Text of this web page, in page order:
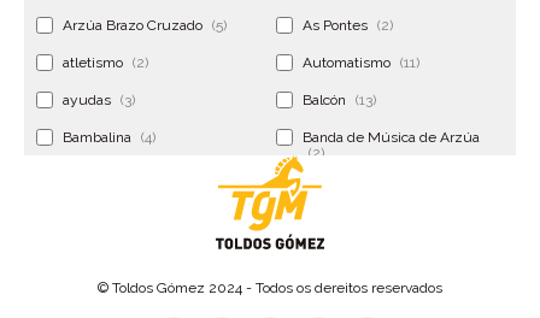
Arzúa Brazo Cruzado (5) As Pontes (2)
atletismo (2) Automatismo (11)
ayudas (3) Balcón (13)
Bambalina (4)
Banda de Música de Arzúa
(2)
Banderolas
© Toldos Gómez 2024 - Todos os dereitos reservados